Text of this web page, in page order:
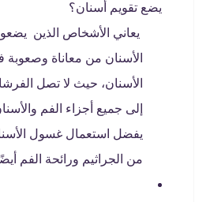
يضع تقويم أسنان؟
يعاني الأشخاص الذين
الأسنان من معاناة
الأسنان، حيث لا تصل
إلى جميع أجزاء الفم
يفضل استعمال غسول
من الجراثيم ورائحة الفم